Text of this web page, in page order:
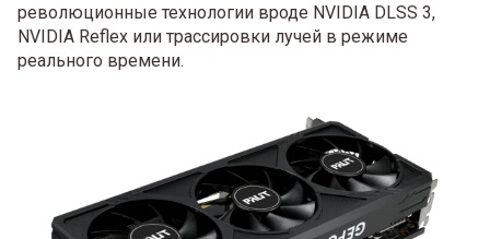
революционные технологии вроде NVIDIA DLSS 3,
NVIDIA Reflex или трассировки лучей в режиме
реального времени.